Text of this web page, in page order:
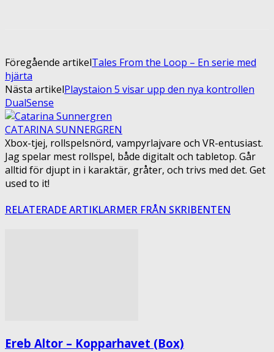
Föregående artikelTales From the Loop – En serie med
hjärta
Nästa artikelPlaystaion 5 visar upp den nya kontrollen
DualSense
CATARINA SUNNERGREN
Xbox-tjej, rollspelsnörd, vampyrlajvare och VR-entusiast.
Jag spelar mest rollspel, både digitalt och tabletop. Går
alltid för djupt in i karaktär, gråter, och trivs med det. Get
used to it!
RELATERADE ARTIKLARMER FRÅN SKRIBENTEN
Ereb Altor – Kopparhavet (Box)